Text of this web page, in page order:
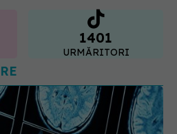
1401
URMĂRITORI